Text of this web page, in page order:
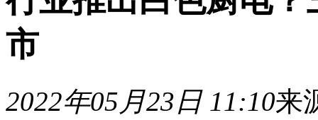
市
2022年05月23日 11:10来